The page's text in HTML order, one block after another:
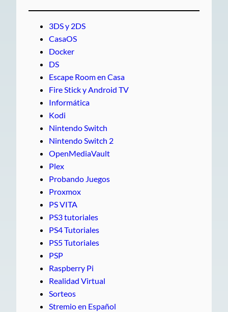
3DS y 2DS
CasaOS
Docker
DS
Escape Room en Casa
Fire Stick y Android TV
Informática
Kodi
Nintendo Switch
Nintendo Switch 2
OpenMediaVault
Plex
Probando Juegos
Proxmox
PS VITA
PS3 tutoriales
PS4 Tutoriales
PS5 Tutoriales
PSP
Raspberry Pi
Realidad Virtual
Sorteos
Stremio en Español